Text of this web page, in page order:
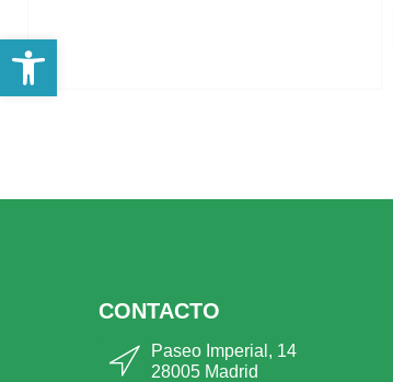
CONTACTO
Paseo Imperial, 14
28005 Madrid
Abrir barra de herramientas